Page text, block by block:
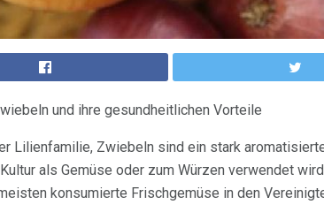
und ihre gesundheitlichen Vorteile
Lilienfamilie, Zwiebeln sind ein stark
als Gemüse oder zum Würzen verwendet
konsumierte Frischgemüse in den